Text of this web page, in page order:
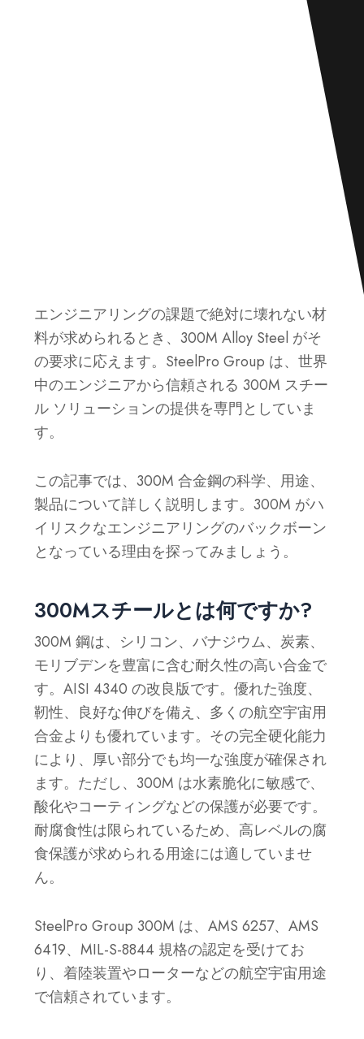
エンジニアリングの課題で絶対に壊れない材
料が求められるとき、300M Alloy Steel がそ
の要求に応えます。SteelPro Group は、世界
中のエンジニアから信頼される 300M スチー
ル ソリューションの提供を専門としていま
す。
この記事では、300M 合金鋼の科学、用途、
製品について詳しく説明します。300M がハ
イリスクなエンジニアリングのバックボーン
となっている理由を探ってみましょう。
300Mスチールとは何ですか?
300M 鋼は、シリコン、バナジウム、炭素、
モリブデンを豊富に含む耐久性の高い合金で
す。AISI 4340 の改良版です。優れた強度、
靭性、良好な伸びを備え、多くの航空宇宙用
合金よりも優れています。その完全硬化能力
により、厚い部分でも均一な強度が確保され
ます。ただし、300M は水素脆化に敏感で、
酸化やコーティングなどの保護が必要です。
耐腐食性は限られているため、高レベルの腐
食保護が求められる用途には適していませ
ん。
SteelPro Group 300M は、AMS 6257、AMS
6419、MIL-S-8844 規格の認定を受けてお
り、着陸装置やローターなどの航空宇宙用途
で信頼されています。